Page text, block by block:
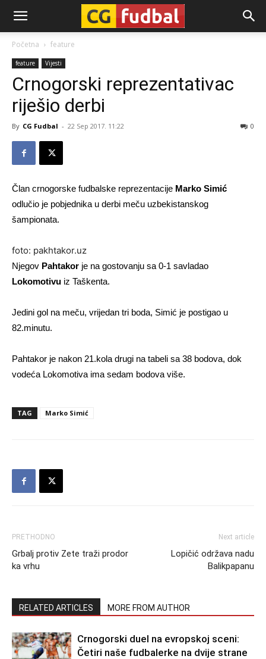
CG-
Fudbal
Početna feature
feature Vijesti
Crnogorski reprezentativac
riješio derbi
By CG Fudbal - 22 Sep 2017. 11:22 0
Član crnogorske fudbalske reprezentacije Marko Simić
odlučio je pobjednika u derbi meču uzbekistanskog
šampionata.
foto: pakhtakor.uz
Njegov Pahtakor je na gostovanju sa 0-1 savladao
Lokomotivu iz Taškenta.
Jedini gol na meču, vrijedan tri boda, Simić je postigao u
82.minutu.
Pahtakor je nakon 21.kola drugi na tabeli sa 38 bodova, dok
vodeća Lokomotiva ima sedam bodova više.
TAG Marko Simić
PRETHODNO
Grbalj protiv Zete traži prodor
ka vrhu
Next article
Lopičić održava nadu
Balikpapanu
RELATED ARTICLES MORE FROM AUTHOR
Crnogorski duel na evropskoj sceni:
Četiri naše fudbalerke na dvije strane